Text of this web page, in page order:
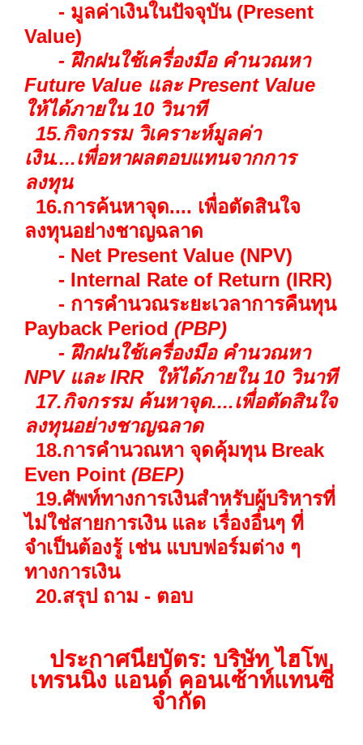
- มูลค่าเงินในปัจจุบัน (Present
Value)
- ฝึกฝนใช้เครื่องมือ คำนวณหา
Future Value และ Present Value
ให้ได้ภายใน 10 วินาที
15.กิจกรรม วิเคราะห์มูลค่า
เงิน....เพื่อหาผลตอบแทนจากการ
ลงทุน
16.การค้นหาจุด.... เพื่อตัดสินใจ
ลงทุนอย่างชาญฉลาด
- Net Present Value (NPV)
- Internal Rate of Return (IRR)
- การคำนวณระยะเวลาการคืนทุน
Payback Period (PBP)
- ฝึกฝนใช้เครื่องมือ คำนวณหา
NPV และ IRR ให้ได้ภายใน 10 วินาที
17.กิจกรรม ค้นหาจุด....เพื่อตัดสินใจ
ลงทุนอย่างชาญฉลาด
18.การคำนวณหา จุดคุ้มทุน Break
Even Point (BEP)
19.ศัพท์ทางการเงินสำหรับผู้บริหารที่
ไม่ใช่สายการเงิน และ เรื่องอื่นๆ ที่
จำเป็นต้องรู้ เช่น แบบฟอร์มต่าง ๆ
ทางการเงิน
20.สรุป ถาม - ตอบ
ประกาศนียบัตร: บริษัท ไฮโพ
เทรนนิ่ง แอนด์ คอนเซ้าท์แทนซี่
จำกัด